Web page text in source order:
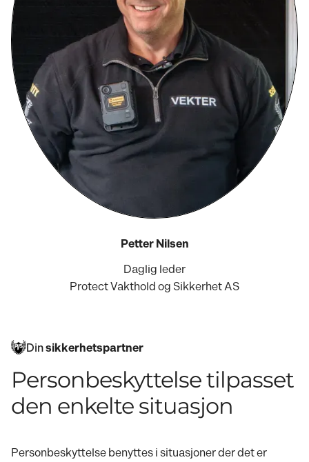
Petter Nilsen
Daglig leder
Protect Vakthold og Sikkerhet AS
Dinsikkerhetspartner
Personbeskyttelse tilpasset
den enkelte situasjon
Personbeskyttelse benyttes i situasjoner der det er